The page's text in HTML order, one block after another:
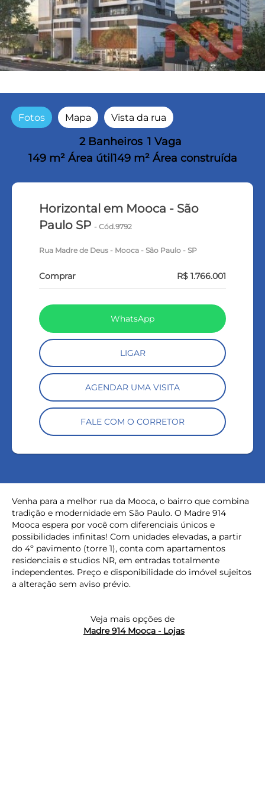
Fotos Mapa Vista da rua
2 Banheiros 1 Vaga
149 m² Área útil149 m² Área construída
Horizontal em Mooca - São
Paulo SP- Cód.9792
Rua Madre de Deus - Mooca - São Paulo - SP
Comprar R$ 1.766.001
WhatsApp
LIGAR
AGENDAR UMA VISITA
FALE COM O CORRETOR
Venha para a melhor rua da Mooca, o bairro que combina
tradição e modernidade em São Paulo. O Madre 914
Mooca espera por você com diferenciais únicos e
possibilidades infinitas! Com unidades elevadas, a partir
do 4º pavimento (torre 1), conta com apartamentos
residenciais e studios NR, em entradas totalmente
independentes. Preço e disponibilidade do imóvel sujeitos
a alteração sem aviso prévio.
Veja mais opções de
Madre 914 Mooca - Lojas